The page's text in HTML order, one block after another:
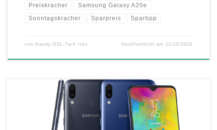
Preiskracher Samsung Galaxy A20e
Sonntagskracher Sparpreis Spartipp
von Handy-DSL-Tarif.Info Veröffentlicht am 11/10/2019
Das Samsung Galaxy M20 kommt nach Deutschland – Exklusiv bei
Amazon und im Samsung Online Shop Mit dem Galaxy M20 kommt